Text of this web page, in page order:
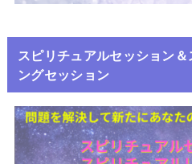
スピリチュアルセッション
ングセッション